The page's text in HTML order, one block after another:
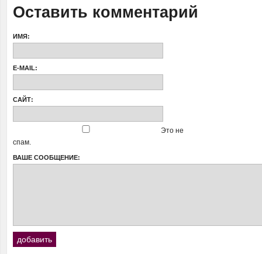
Оставить комментарий
ИМЯ:
E-MAIL:
САЙТ:
Это не
спам.
ВАШЕ СООБЩЕНИЕ: